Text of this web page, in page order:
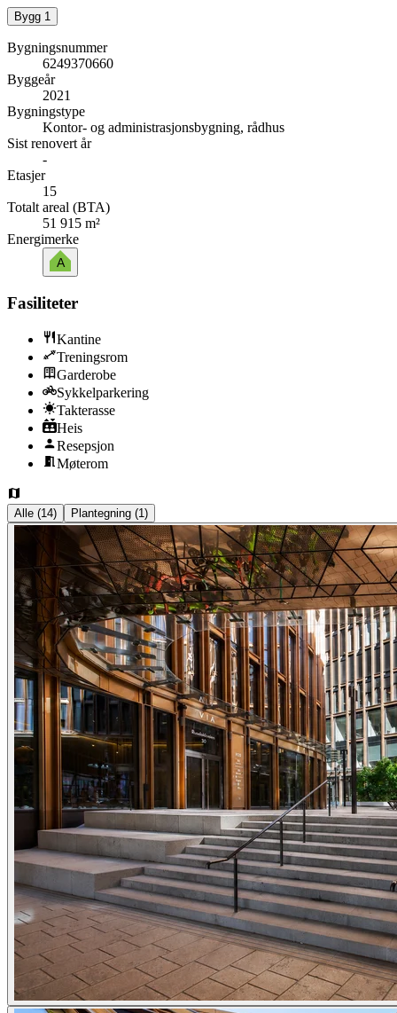
Bygg 1
Bygningsnummer
6249370660
Byggeår
2021
Bygningstype
Kontor- og administrasjonsbygning, rådhus
Sist renovert år
-
Etasjer
15
Totalt areal (BTA)
51 915 m²
Energimerke
A
Fasiliteter
Kantine
Treningsrom
Garderobe
Sykkelparkering
Takterasse
Heis
Resepsjon
Møterom
Alle (14) Plantegning (1)